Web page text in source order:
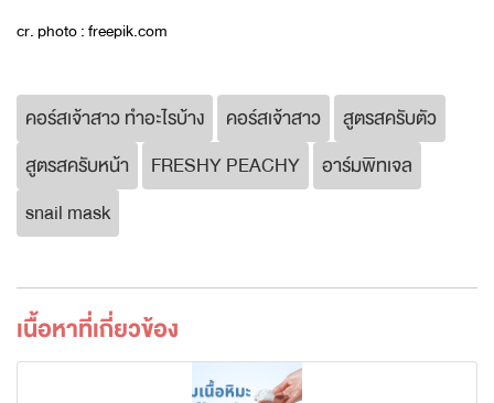
cr. photo : freepik.com
คอร์สเจ้าสาว ทำอะไรบ้าง คอร์สเจ้าสาว
สูตรสครับตัว
สูตรสครับหน้า
FRESHY PEACHY
อาร์มพิทเจล
snail mask
เนื้อหาที่เกี่ยวข้อง